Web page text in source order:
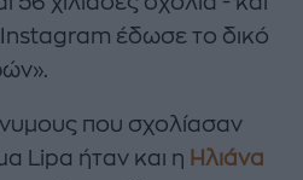
Instagram έδωσε το δικό
που σχολίασαν
Lipa ήταν και η Ηλιάνα